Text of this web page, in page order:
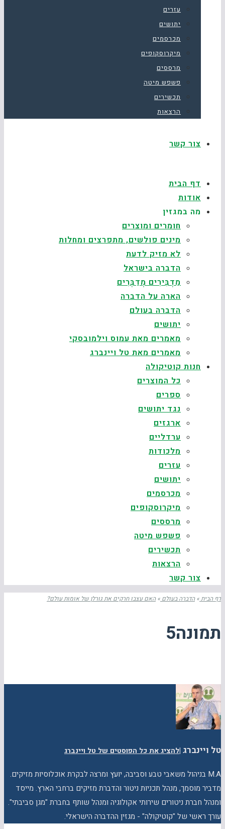
עזרים
יתושים
מכרסמים
מיקרוסקופים
מרססים
פשפש מיטה
תכשירים
הרצאות
צור קשר
דף הבית
אודות
מה במגזין
חומרים ומוצרים
מינים פולשים, מתפרצים ומחלות
לא מזיק לדעת
הדברה בישראל
מַדְבִּירִים מְדַבְּרִים
הארה על הדברה
הדברה בעולם
יתושים
מאמרים מאת עמוס וילמובסקי
מאמרים מאת טל ויינברג
חנות קוטיקולה
כל המוצרים
ספרים
נגד יתושים
ארגזים
ערדליים
מלכודות
עזרים
יתושים
מכרסמים
מיקרוסקופים
מרססים
פשפש מיטה
תכשירים
הרצאות
צור קשר
דף הבית» הדברה בעולם » האם עצבו חרקים את גורלן של אומות עולם?
תמונה5
טל ויינברג |להציג את כל הפוסטים של טל ויינברג
M.A בניהול משאבי טבע וסביבה, יועץ ומרצה לבקרת אוכלוסיות מזיקים.
מדביר מוסמך, מנהל תכניות ניטור והדברת מזיקים ברחבי הארץ. מייסד
ומנהל חברת ניטורים שירותי אקולוגיה ומנהל שותף בחברת "מגן סביבתי".
עורך ראשי של "קוטיקולה" - מגזין ההדברה הישראלי.